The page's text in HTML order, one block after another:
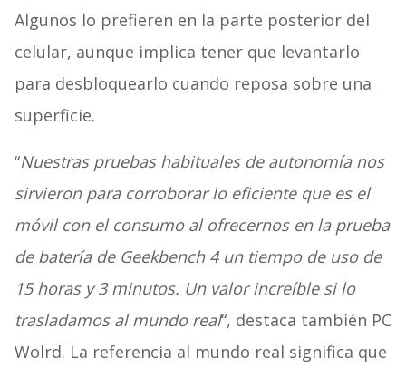
Algunos lo prefieren en la parte posterior del
celular, aunque implica tener que levantarlo
para desbloquearlo cuando reposa sobre una
superficie.
“Nuestras pruebas habituales de autonomía nos
sirvieron para corroborar lo eficiente que es el
móvil con el consumo al ofrecernos en la prueba
de batería de Geekbench 4 un tiempo de uso de
15 horas y 3 minutos. Un valor increíble si lo
trasladamos al mundo real“, destaca también PC
Wolrd. La referencia al mundo real significa que